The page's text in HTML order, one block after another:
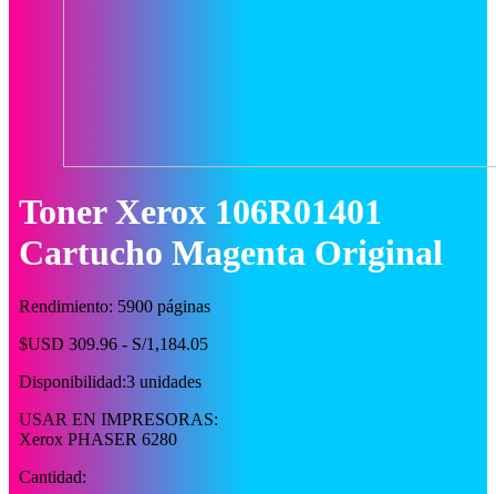
Toner Xerox 106R01401
Cartucho Magenta Original
Rendimiento: 5900 páginas
$USD 309.96 - S/1,184.05
Disponibilidad:3 unidades
USAR EN IMPRESORAS:
Xerox PHASER 6280
Cantidad: